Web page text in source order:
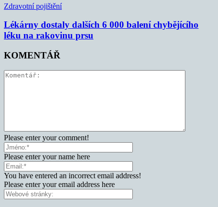
Zdravotní pojištění
Lékárny dostaly dalších 6 000 balení chybějícího
léku na rakovinu prsu
KOMENTÁŘ
Please enter your comment!
Please enter your name here
You have entered an incorrect email address!
Please enter your email address here